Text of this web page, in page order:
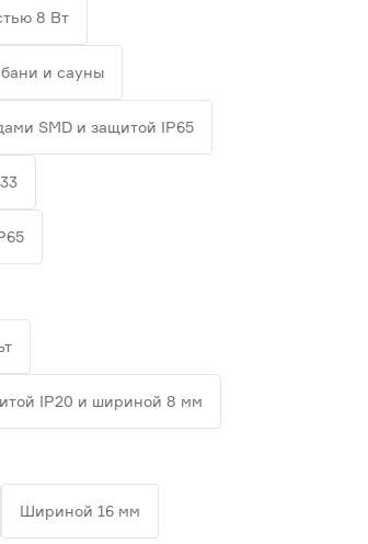
8 Вт
и сауны
SMD и защитой IP65
IP20 и шириной 8 мм
Шириной 16 мм